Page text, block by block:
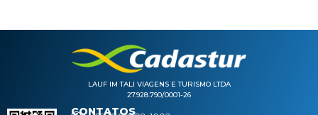
LAUF IM TALI VIAGENS E TURISMO LTDA
27.928.790/0001-26
CONTATOS